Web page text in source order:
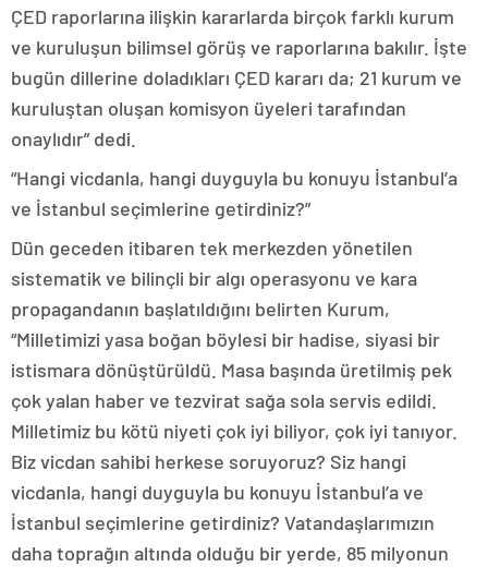
ÇED raporlarına ilişkin kararlarda birçok farklı kurum
ve kuruluşun bilimsel görüş ve raporlarına bakılır. İşte
bugün dillerine doladıkları ÇED kararı da; 21 kurum ve
kuruluştan oluşan komisyon üyeleri tarafından
onaylıdır” dedi.
“Hangi vicdanla, hangi duyguyla bu konuyu İstanbul’a
ve İstanbul seçimlerine getirdiniz?”
Dün geceden itibaren tek merkezden yönetilen
sistematik ve bilinçli bir algı operasyonu ve kara
propagandanın başlatıldığını belirten Kurum,
“Milletimizi yasa boğan böylesi bir hadise, siyasi bir
istismara dönüştürüldü. Masa başında üretilmiş pek
çok yalan haber ve tezvirat sağa sola servis edildi.
Milletimiz bu kötü niyeti çok iyi biliyor, çok iyi tanıyor.
Biz vicdan sahibi herkese soruyoruz? Siz hangi
vicdanla, hangi duyguyla bu konuyu İstanbul’a ve
İstanbul seçimlerine getirdiniz? Vatandaşlarımızın
daha toprağın altında olduğu bir yerde, 85 milyonun